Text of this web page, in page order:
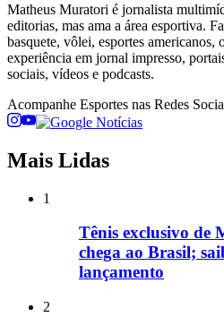
Matheus Muratori é jornalista
editorias, mas ama a área esportiva.
basquete, vôlei, esportes americanos,
experiência em jornal impresso,
sociais, vídeos e podcasts.
Acompanhe Esportes nas Redes
Mais Lidas
1
Tênis exclusivo de
chega ao Brasil;
lançamento
2